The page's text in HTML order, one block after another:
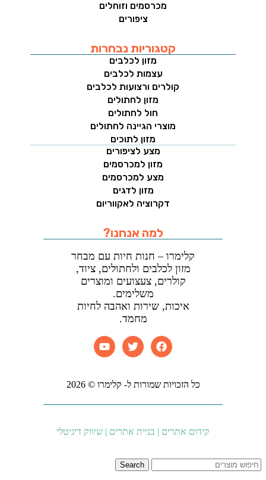
מכרסמים וזוחלים
ציפורים
קטגוריות נבחרות
מזון לכלבים
עצמות לכלבים
קולרים ורצועות לכלבים
מזון לחתולים
חול לחתולים
מוצרי הגיינה לחתולים
מזון לתוכים
מצע לציפורים
מזון למכרסמים
מצע למכרסמים
מזון לדגים
דקרוציה לאקווריום
למה אנחנו?
קלימרו – חנות חיות עם מבחר
מזון לכלבים ולחתולים, ציוד,
קולרים, צעצועים ומוצרים
משלימים.
איכות, שירות ואהבה לחיות
מחמד.
כל הזכויות שמורות ל- קלימרו © 2026
קידום אתרים | בניית אתרים | שיווק דיגיטלי
Search